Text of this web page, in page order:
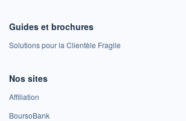
Guides et brochures
Solutions pour la Clientèle Fragile
Nos sites
Affiliation
BoursoBank